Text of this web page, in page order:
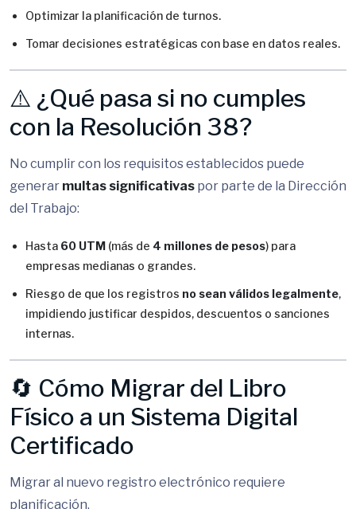
Optimizar la planificación de turnos.
Tomar decisiones estratégicas con base en datos reales.
⚠️ ¿Qué pasa si no cumples
con la Resolución 38?
No cumplir con los requisitos establecidos puede
generar multas significativas por parte de la Dirección
del Trabajo:
Hasta 60 UTM (más de 4 millones de pesos) para
empresas medianas o grandes.
Riesgo de que los registros no sean válidos legalmente,
impidiendo justificar despidos, descuentos o sanciones
internas.
🔄 Cómo Migrar del Libro
Físico a un Sistema Digital
Certificado
Migrar al nuevo registro electrónico requiere
planificación.